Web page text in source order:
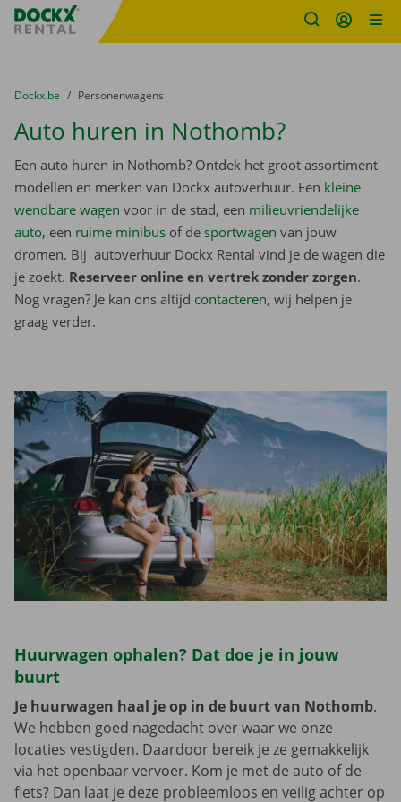
Fratello DEMO
U bevindt zich hier:
van
Dockx.be naar
Personenwagens
Auto huren in Nothomb?
Een auto huren in Nothomb? Ontdek het groot assortiment
modellen en merken van Dockx autoverhuur. Een kleine
wendbare wagen voor in de stad, een milieuvriendelijke
auto, een ruime minibus of de sportwagen van jouw
dromen. Bij autoverhuur Dockx Rental vind je de wagen die
je zoekt. Reserveer online en vertrek zonder zorgen.
Nog vragen? Je kan ons altijd contacteren, wij helpen je
graag verder.
Huurwagen ophalen? Dat doe je in jouw
buurt
Je huurwagen haal je op in de buurt van Nothomb.
We hebben goed nagedacht over waar we onze
locaties vestigden. Daardoor bereik je ze gemakkelijk
via het openbaar vervoer. Kom je met de auto of de
fiets? Dan laat je deze probleemloos en veilig achter op